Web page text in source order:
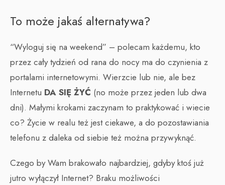
To może jakaś alternatywa?
“Wyloguj się na weekend” – polecam każdemu, kto
przez cały tydzień od rana do nocy ma do czynienia z
portalami internetowymi. Wierzcie lub nie, ale bez
Internetu DA SIĘ ŻYĆ (no może przez jeden lub dwa
dni). Małymi krokami zaczynam to praktykować i wiecie
co? Życie w realu też jest ciekawe, a do pozostawiania
telefonu z daleka od siebie też można przywyknąć.
Czego by Wam brakowało najbardziej, gdyby ktoś już
jutro wyłączył Internet? Braku możliwości